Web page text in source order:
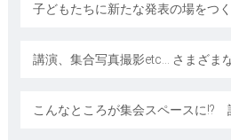
子どもたちに新たな発表の場をつ
講演、集合写真撮影etc… さまざま
こんなところが集会スペースに!?